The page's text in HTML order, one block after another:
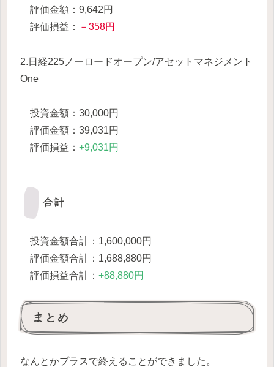
評価金額：9,642円
評価損益：
－358円
2.日経225ノーロードオープン/アセットマネジメント
One
投資金額：30,000円
評価金額：39,031円
評価損益： +9,031円
合計
投資金額合計：1,600,000円
評価金額合計：1,688,880円
評価損益合計： +88,880円
まとめ
なんとかプラスで終えることができました。